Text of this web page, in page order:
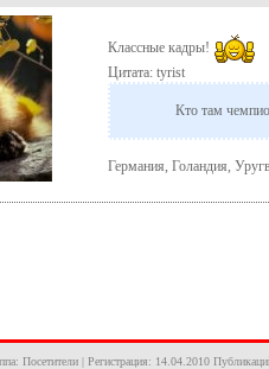
Классные кадры!
Цитата: tyrist
Кто там
Германия, Голандия,
Посетители | Регистрация: 14.04.2010